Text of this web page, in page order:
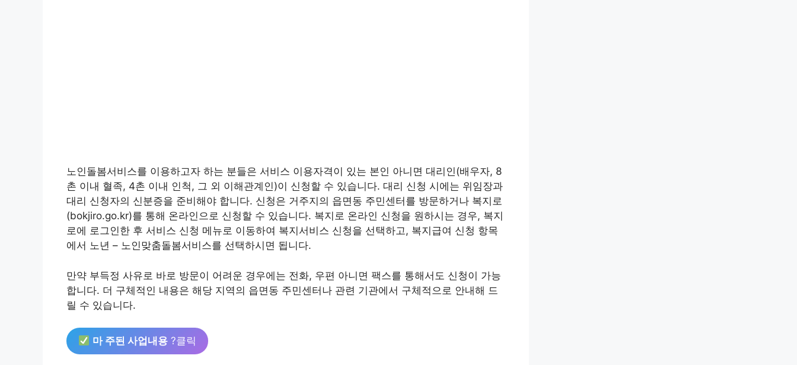
노인돌봄서비스를 이용하고자 하는 분들은 서비스 이용자격이 있는 본인 아니면 대리인(배우자, 8
촌 이내 혈족, 4촌 이내 인척, 그 외 이해관계인)이 신청할 수 있습니다. 대리 신청 시에는 위임장과
대리 신청자의 신분증을 준비해야 합니다. 신청은 거주지의 읍면동 주민센터를 방문하거나 복지로
(bokjiro.go.kr)를 통해 온라인으로 신청할 수 있습니다. 복지로 온라인 신청을 원하시는 경우, 복지
로에 로그인한 후 서비스 신청 메뉴로 이동하여 복지서비스 신청을 선택하고, 복지급여 신청 항목
에서 노년 – 노인맞춤돌봄서비스를 선택하시면 됩니다.
만약 부득정 사유로 바로 방문이 어려운 경우에는 전화, 우편 아니면 팩스를 통해서도 신청이 가능
합니다. 더 구체적인 내용은 해당 지역의 읍면동 주민센터나 관련 기관에서 구체적으로 안내해 드
릴 수 있습니다.
마 주된 사업내용 ?클릭